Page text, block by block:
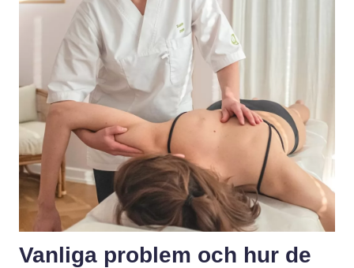
Vanliga problem och hur de